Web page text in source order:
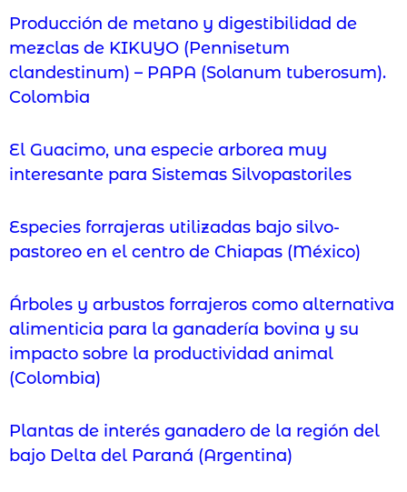
Producción de metano y digestibilidad de
mezclas de KIKUYO (Pennisetum
clandestinum) – PAPA (Solanum tuberosum).
Colombia
El Guacimo, una especie arborea muy
interesante para Sistemas Silvopastoriles
Especies forrajeras utilizadas bajo silvo-
pastoreo en el centro de Chiapas (México)
Árboles y arbustos forrajeros como alternativa
alimenticia para la ganadería bovina y su
impacto sobre la productividad animal
(Colombia)
Plantas de interés ganadero de la región del
bajo Delta del Paraná (Argentina)